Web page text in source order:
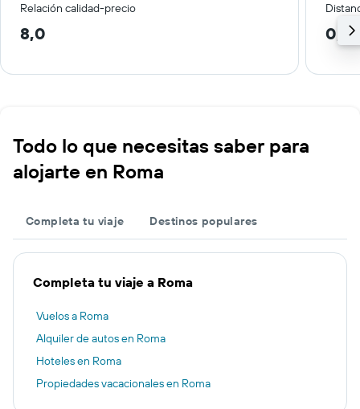
Relación calidad-precio
8,0 0,6
Todo lo que necesitas saber para
alojarte en Roma
Completa tu viaje Destinos populares
Completa tu viaje a Roma
Vuelos a Roma
Alquiler de autos en Roma
Hoteles en Roma
Propiedades vacacionales en Roma